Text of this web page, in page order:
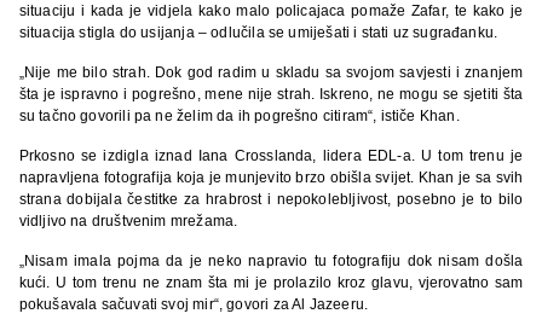
situaciju i kada je vidjela kako malo policajaca pomaže Zafar, te kako je
situacija stigla do usijanja – odlučila se umiješati i stati uz sugrađanku.
„Nije me bilo strah. Dok god radim u skladu sa svojom savjesti i znanjem
šta je ispravno i pogrešno, mene nije strah. Iskreno, ne mogu se sjetiti šta
su tačno govorili pa ne želim da ih pogrešno citiram“, ističe Khan.
Prkosno se izdigla iznad Iana Crosslanda, lidera EDL-a. U tom trenu je
napravljena fotografija koja je munjevito brzo obišla svijet. Khan je sa svih
strana dobijala čestitke za hrabrost i nepokolebljivost, posebno je to bilo
vidljivo na društvenim mrežama.
„Nisam imala pojma da je neko napravio tu fotografiju dok nisam došla
kući. U tom trenu ne znam šta mi je prolazilo kroz glavu, vjerovatno sam
pokušavala sačuvati svoj mir“, govori za Al Jazeeru.